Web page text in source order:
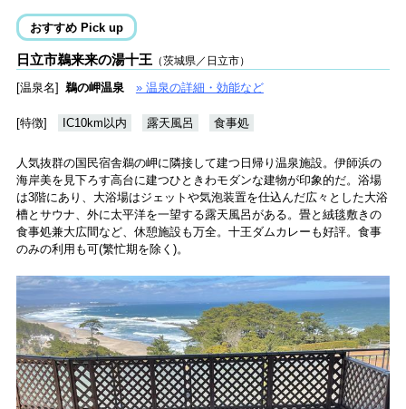
おすすめ Pick up
日立市鵜来来の湯十王 （茨城県／日立市）
[温泉名] 鵜の岬温泉 » 温泉の詳細・効能など
[特徴] IC10km以内 露天風呂 食事処
人気抜群の国民宿舎鵜の岬に隣接して建つ日帰り温泉施設。伊師浜の
海岸美を見下ろす高台に建つひときわモダンな建物が印象的だ。浴場
は3階にあり、大浴場はジェットや気泡装置を仕込んだ広々とした大浴
槽とサウナ、外に太平洋を一望する露天風呂がある。畳と絨毯敷きの
食事処兼大広間など、休憩施設も万全。十王ダムカレーも好評。食事
のみの利用も可(繁忙期を除く)。